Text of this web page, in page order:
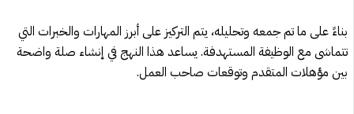
بناءً على ما تم جمعه وتحليله، يتم التركيز على أبرز المهارات والخبرات التي
تتماشى مع الوظيفة المستهدفة. يساعد هذا النهج في إنشاء صلة واضحة
بين مؤهلات المتقدم وتوقعات صاحب العمل.